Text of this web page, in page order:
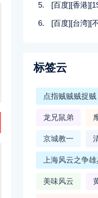
标签云
点指贼贼贼捉贼
龙兄鼠弟
京城教一
上海风云之争雄
美味风云